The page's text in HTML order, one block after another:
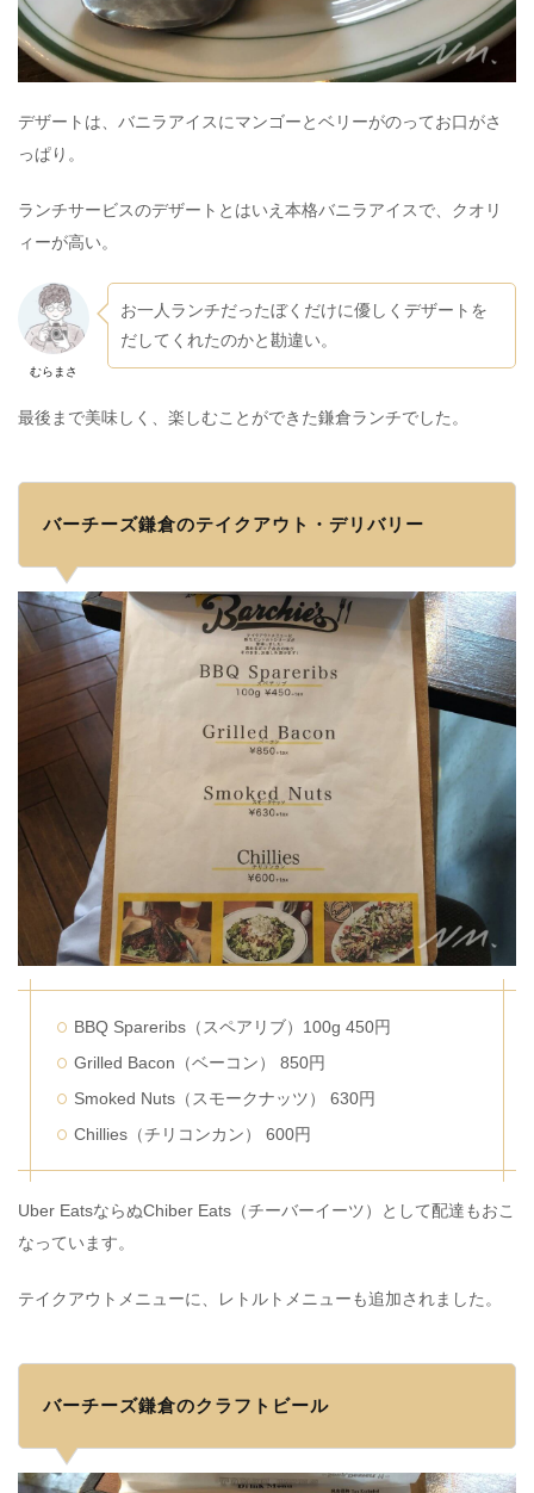
デザートは、バニラアイスにマンゴーとベリーがのってお口がさ
っぱり。
ランチサービスのデザートとはいえ本格バニラアイスで、クオリ
ィーが高い。
むらまさ
お一人ランチだったぼくだけに優しくデザートを
だしてくれたのかと勘違い。
最後まで美味しく、楽しむことができた鎌倉ランチでした。
バーチーズ鎌倉のテイクアウト・デリバリー
BBQ Spareribs（スペアリブ）100g 450円
Grilled Bacon（ベーコン） 850円
Smoked Nuts（スモークナッツ） 630円
Chillies（チリコンカン） 600円
Uber EatsならぬChiber Eats（チーバーイーツ）として配達もおこ
なっています。
テイクアウトメニューに、レトルトメニューも追加されました。
バーチーズ鎌倉のクラフトビール